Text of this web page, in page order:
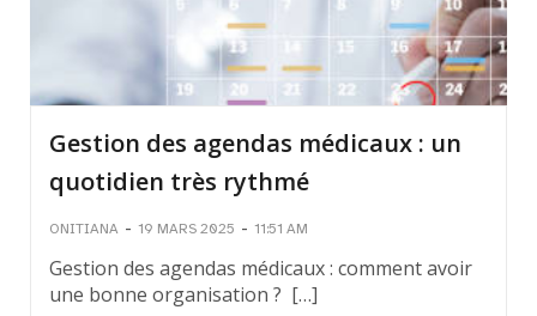
Gestion des agendas médicaux : un
quotidien très rythmé
ONITIANA - 19 MARS 2025 - 11:51 AM
Gestion des agendas médicaux : comment avoir
une bonne organisation ? […]